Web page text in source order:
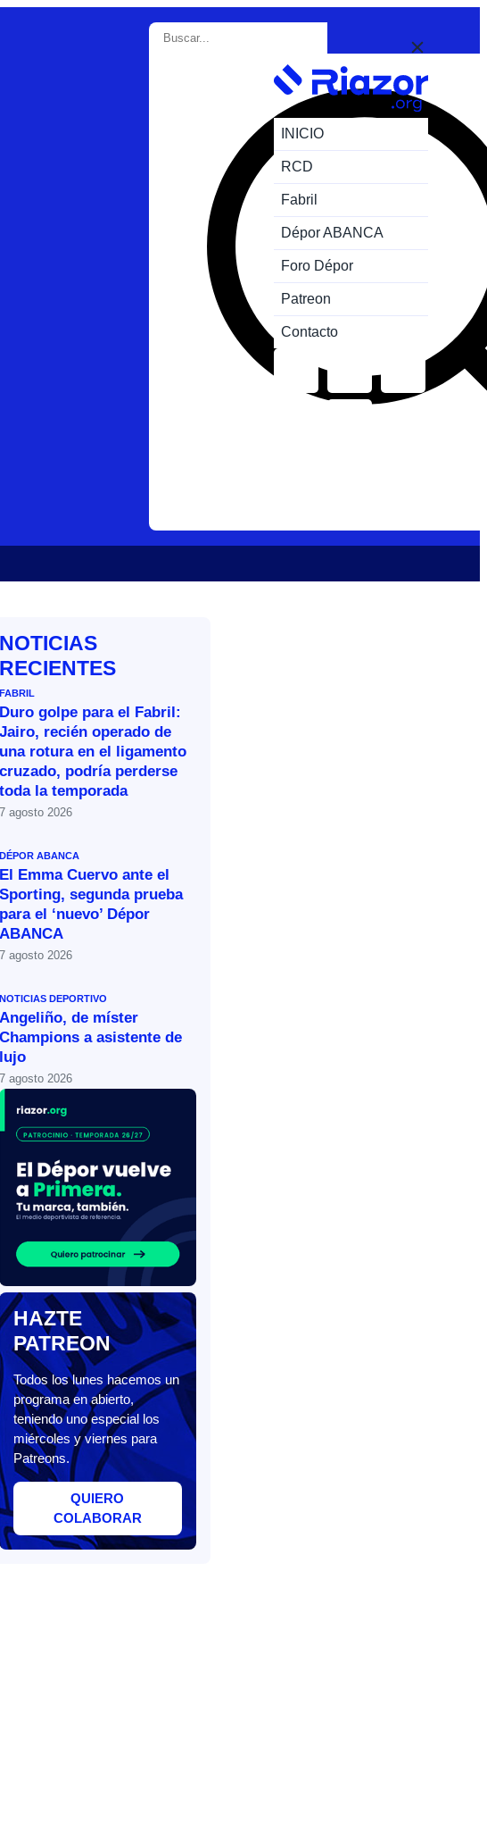
INICIO
RCD
Fabril
Dépor ABANCA
Foro Dépor
Patreon
Contacto
NOTICIAS
RECIENTES
FABRIL
Duro golpe para el Fabril:
Jairo, recién operado de
una rotura en el ligamento
cruzado, podría perderse
toda la temporada
7 agosto 2026
DÉPOR ABANCA
El Emma Cuervo ante el
Sporting, segunda prueba
para el ‘nuevo’ Dépor
ABANCA
7 agosto 2026
NOTICIAS DEPORTIVO
Angeliño, de míster
Champions a asistente de
lujo
7 agosto 2026
HAZTE
PATREON
Todos los lunes hacemos un
programa en abierto,
teniendo uno especial los
miércoles y viernes para
Patreons.
QUIERO
COLABORAR